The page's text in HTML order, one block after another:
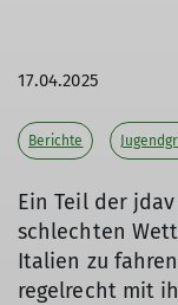
17.04.2025
Berichte
Ein Teil der
schlechten
Italien zu
regelrecht mit